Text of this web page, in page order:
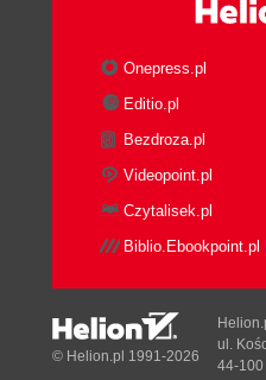
Onepress.pl
Editio.pl
Bezdroza.pl
Videopoint.pl
Czytalisek.pl
Biblio.Ebookpoint.pl
© Helion.pl 1991-2026
ul.
44-100